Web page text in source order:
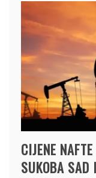
CIJENE
SUKOBA SAD